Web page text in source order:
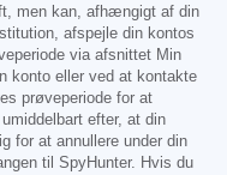
men kan, afhængigt af din
afspejle din kontos
via afsnittet Min
konto eller ved at kontakte
prøveperiode for at
efter, at din
for at annullere under din
til SpyHunter. Hvis du